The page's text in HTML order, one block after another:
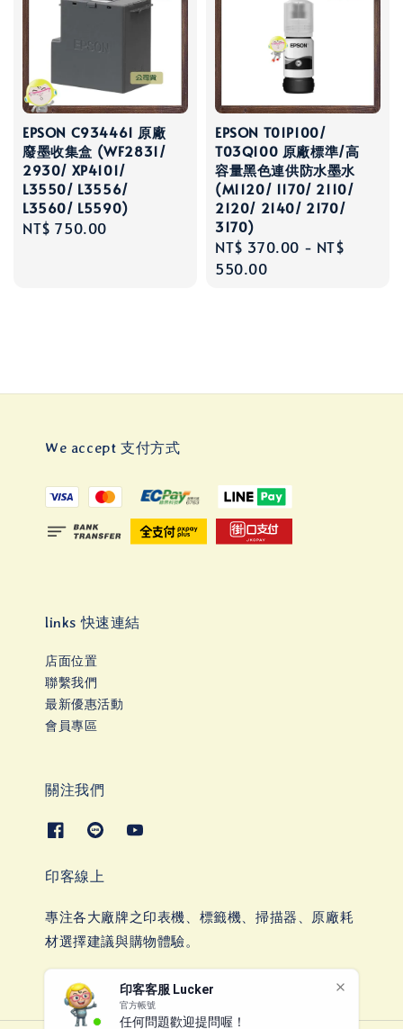
印客客服 Lucker
官方帳號
任何問題歡迎提問喔！
EPSON C934461 原廠
廢墨收集盒 (WF2831/
2930/ XP4101/
L3550/ L3556/
L3560/ L5590)
Regular
NT$ 750.00
EPSON T01P100/
T03Q100 原廠標準/高
容量黑色連供防水墨水
(M1120/ 1170/ 2110/
2120/ 2140/ 2170/
3170)
Regular
price
NT$ 370.00 - NT$
550.00
We accept 支付方式
links 快速連結
店面位置
聯繫我們
最新優惠活動
會員專區
關注我們
印客線上
專注各大廠牌之印表機、標籤機、掃描器、原廠耗
材選擇建議與購物體驗。